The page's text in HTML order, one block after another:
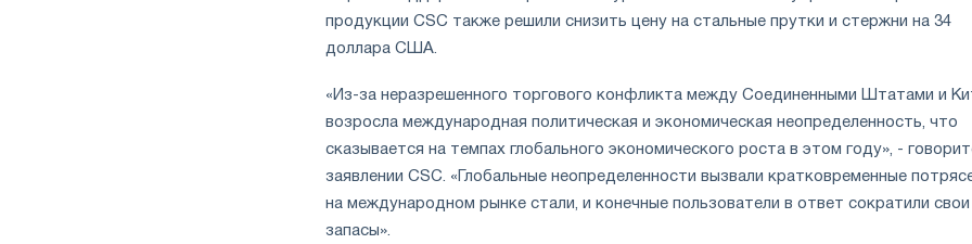
продукции CSC также решили снизить цену на стальные прутки и стержни на 34
доллара США.
« Из-за неразрешенного торгового конфликта между Соединенными Штатами и
возросла международная политическая и экономическая неопределенность, что
сказывается на темпах глобального экономического роста в этом году», -
заявлении CSC. «Глобальные неопределенности вызвали кратковременные
на международном рынке стали, и конечные пользователи в ответ сократили свои
запасы».